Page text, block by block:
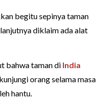
begitu sepinya taman
diklaim ada alat
bahwa taman di India
orang selama masa
hantu.